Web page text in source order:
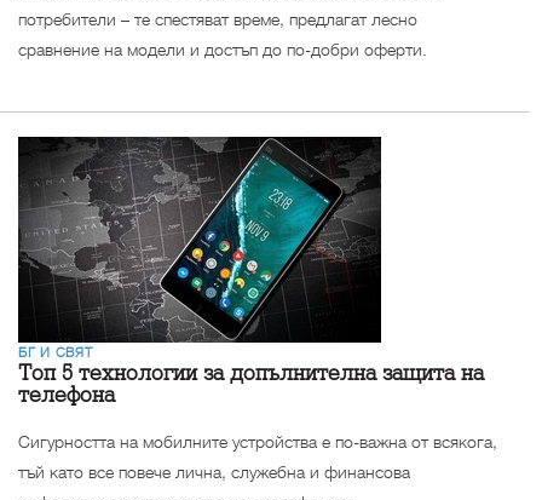
потребители – те спестяват време, предлагат лесно
сравнение на модели и достъп до по-добри оферти.
БГ И СВЯТ
Топ 5 технологии за допълнителна защита на
телефона
Сигурността на мобилните устройства е по-важна от всякога,
тъй като все повече лична, служебна и финансова